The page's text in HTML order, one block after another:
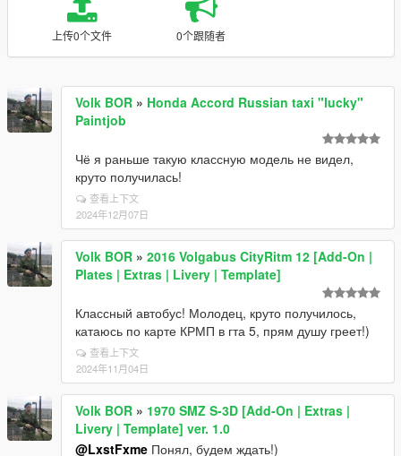
上传0个文件 0个跟随者
Volk BOR » Honda Accord Russian taxi "lucky"
Paintjob
Чё я раньше такую классную модель не видел,
круто получилась!
查看上下文
2024年12月07日
Volk BOR » 2016 Volgabus CityRitm 12 [Add-On |
Plates | Extras | Livery | Template]
Классный автобус! Молодец, круто получилось,
катаюсь по карте КРМП в гта 5, прям душу греет!)
查看上下文
2024年11月04日
Volk BOR » 1970 SMZ S-3D [Add-On | Extras |
Livery | Template] ver. 1.0
@LxstFxme Понял, будем ждать!)